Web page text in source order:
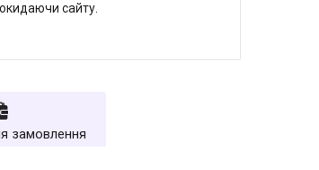
сайту.
замовлення